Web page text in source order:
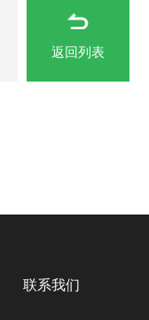
返回列表
联系我们